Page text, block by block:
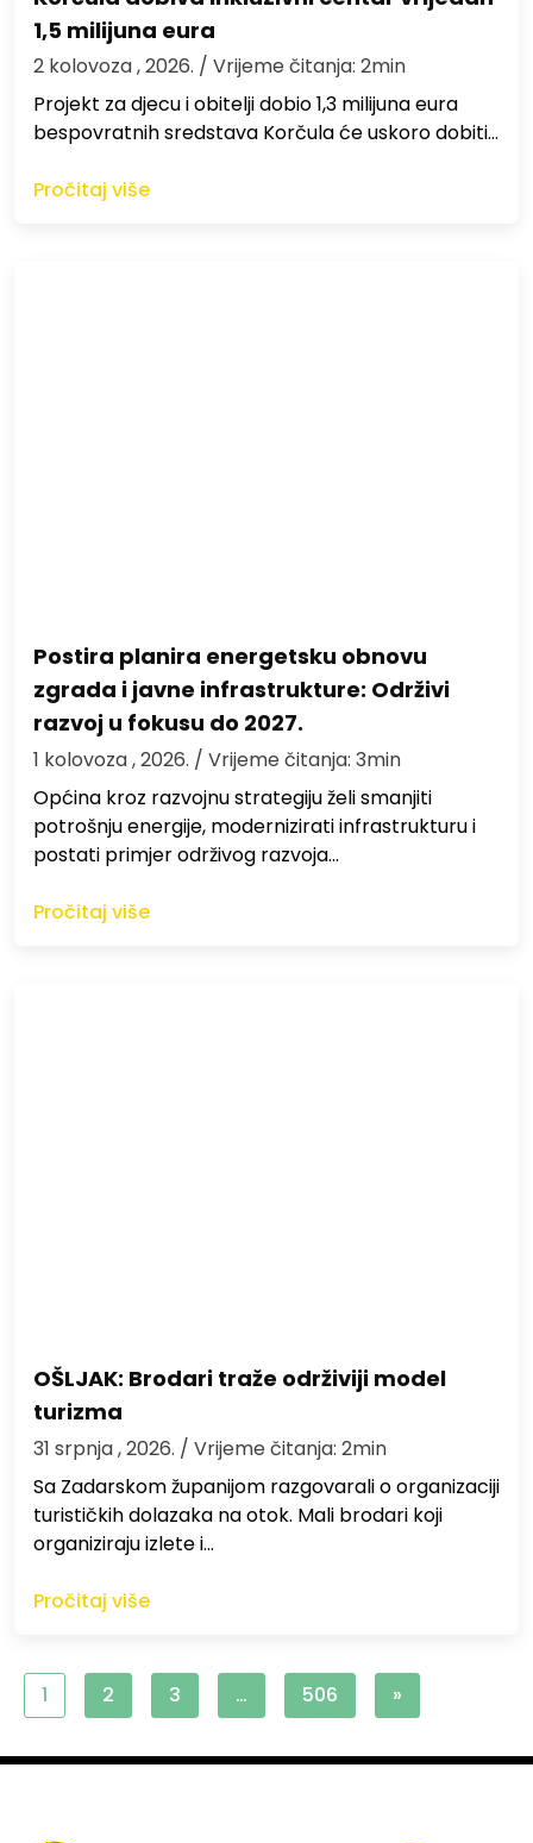
1,5 milijuna eura
2 kolovoza , 2026. / Vrijeme čitanja: 2min
Projekt za djecu i obitelji dobio 1,3 milijuna eura
bespovratnih sredstava Korčula će uskoro dobiti…
Pročitaj više
Postira planira energetsku obnovu
zgrada i javne infrastrukture: Održivi
razvoj u fokusu do 2027.
1 kolovoza , 2026. / Vrijeme čitanja: 3min
Općina kroz razvojnu strategiju želi smanjiti
potrošnju energije, modernizirati infrastrukturu i
postati primjer održivog razvoja…
Pročitaj više
OŠLJAK: Brodari traže održiviji model
turizma
31 srpnja , 2026. / Vrijeme čitanja: 2min
Sa Zadarskom županijom razgovarali o organizaciji
turističkih dolazaka na otok. Mali brodari koji
organiziraju izlete i…
Pročitaj više
1 2 3 … 506 »